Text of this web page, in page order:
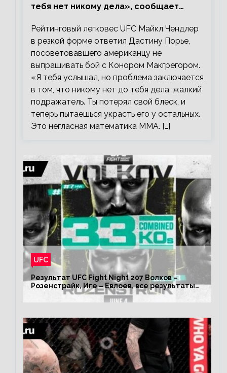
тебя нет никому дела», сообщает
Рейтинговый легковес UFC Майкл Чендлер
в резкой форме ответил Дастину Порье,
посоветовавшего американцу не
выпрашивать бой с Конором Макгрегором.
«Я тебя услышал, но проблема заключается
в том, что никому нет до тебя дела, жалкий
подражатель. Ты потерял свой блеск, и
теперь пытаешься украсть его у остальных.
Это негласная математика ММА. […]
UFC
Результат UFC Fight Night 207 Волков –
Розенстрайк, Иге – Евлоев, все результаты
турнира ЮФС ФН 207